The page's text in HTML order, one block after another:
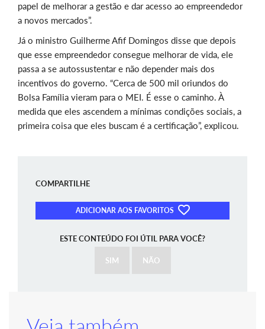
papel de melhorar a gestão e dar acesso ao empreendedor
a novos mercados”.
Já o ministro Guilherme Afif Domingos disse que depois
que esse empreendedor consegue melhorar de vida, ele
passa a se autossustentar e não depender mais dos
incentivos do governo. “Cerca de 500 mil oriundos do
Bolsa Família vieram para o MEI. É esse o caminho. À
medida que eles ascendem a mínimas condições sociais, a
primeira coisa que eles buscam é a certificação”, explicou.
COMPARTILHE
ADICIONAR AOS FAVORITOS
ESTE CONTEÚDO FOI ÚTIL PARA VOCÊ?
SIM NÃO